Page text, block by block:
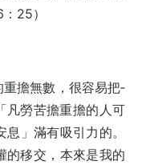
25）
重擔無數，很容易把­
勞苦擔重擔的人可
」滿有吸引力的。
的移交，本來是我的